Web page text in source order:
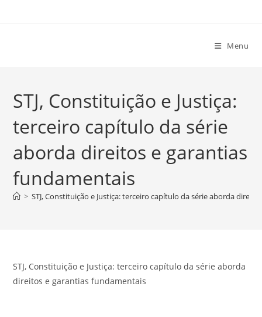
Menu
STJ, Constituição e Justiça:
terceiro capítulo da série
aborda direitos e garantias
fundamentais
> STJ, Constituição e Justiça: terceiro capítulo da série aborda
STJ, Constituição e Justiça: terceiro capítulo da série aborda
direitos e garantias fundamentais